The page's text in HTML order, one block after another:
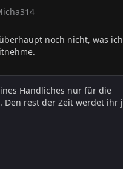
noch nicht, was
Handliches nur für die
Den rest der Zeit werdet ihr